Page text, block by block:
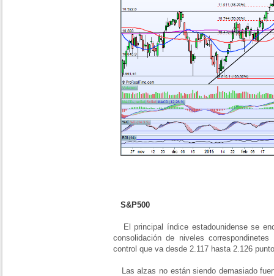
S&P500
El principal índice estadounidense se
consolidación de niveles
control que va desde 2.117 hasta 2.126
Las alzas no están siendo demasiado